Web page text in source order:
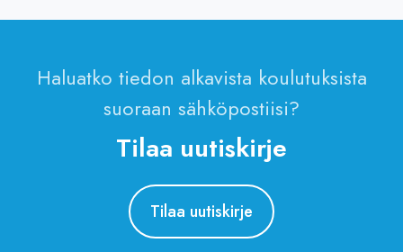
Haluatko tiedon alkavista koulutuksista
suoraan sähköpostiisi?
Tilaa uutiskirje
Tilaa uutiskirje